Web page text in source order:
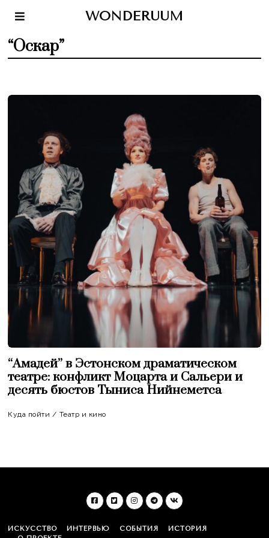
WONDERUUM
“Оскар”
“Амадей” в Эстонском драматическом
театре: конфликт Моцарта и Сальери и
десять бюстов Тыниса Нийнеметса
Куда пойти / Театр и кино
ИСКУССТВО ИНТЕРВЬЮ СОБЫТИЯ
ИСТОРИЯ